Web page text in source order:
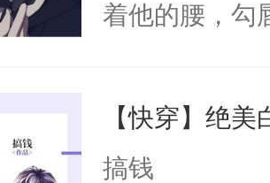
着他的腰，勾
来，给老公
用力——为你
【快穿】绝
搞钱